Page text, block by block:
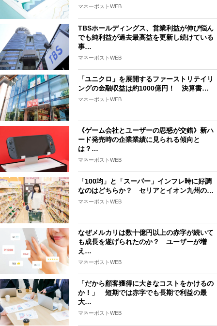
マネーポストWEB
TBSホールディングス、営業利益が伸び悩ん
でも純利益が過去最高益を更新し続けている
事…
マネーポストWEB
「ユニクロ」を展開するファーストリテイリ
ングの金融収益は約1000億円！ 決算書…
マネーポストWEB
《ゲーム会社とユーザーの思惑が交錯》新ハ
ード発売時の企業業績に見られる傾向と
は？…
マネーポストWEB
「100均」と「スーパー」インフレ時に好調
なのはどちらか？ セリアとイオン九州の…
マネーポストWEB
なぜメルカリは数十億円以上の赤字が続いて
も成長を遂げられたのか？ ユーザーが増
え…
マネーポストWEB
「だから顧客獲得に大きなコストをかけるの
か！」 短期では赤字でも長期で利益の最
大…
マネーポストWEB